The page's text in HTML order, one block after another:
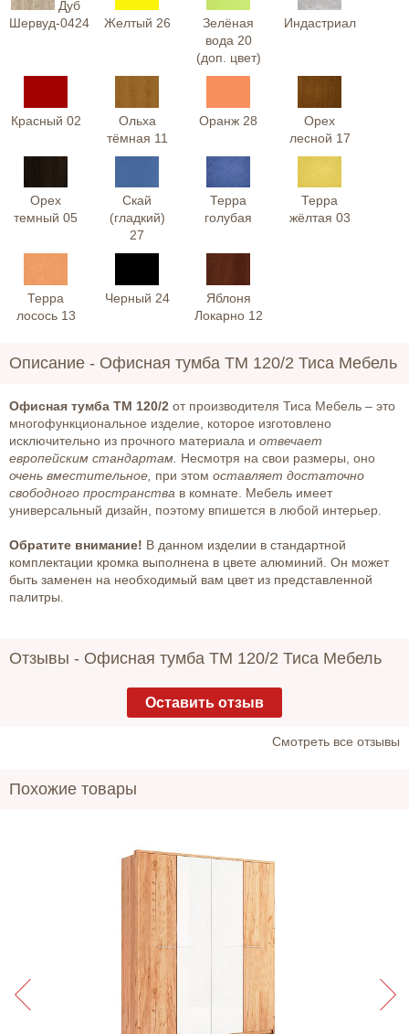
Дуб
Шервуд-0424
Желтый 26
Зелёная
вода 20
(доп. цвет)
Индастриал
Красный 02
Ольха
тёмная 11
Оранж 28
Орех
лесной 17
Орех
темный 05
Скай
(гладкий)
27
Терра
голубая
Терра
жёлтая 03
Терра
лосось 13
Черный 24
Яблоня
Локарно 12
Описание - Офисная тумба ТМ 120/2 Тиса Мебель
Офисная тумба ТМ 120/2 от производителя Тиса Мебель – это
многофункциональное изделие, которое изготовлено
исключительно из прочного материала и отвечает
европейским стандартам. Несмотря на свои размеры, оно
очень вместительное, при этом оставляет достаточно
свободного пространства в комнате. Мебель имеет
универсальный дизайн, поэтому впишется в любой интерьер.
Обратите внимание! В данном изделии в стандартной
комплектации кромка выполнена в цвете алюминий. Он может
быть заменен на необходимый вам цвет из представленной
палитры.
Отзывы - Офисная тумба ТМ 120/2 Тиса Мебель
Оставить отзыв
Cмотреть все отзывы
Похожие товары